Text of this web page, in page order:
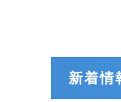
新着情